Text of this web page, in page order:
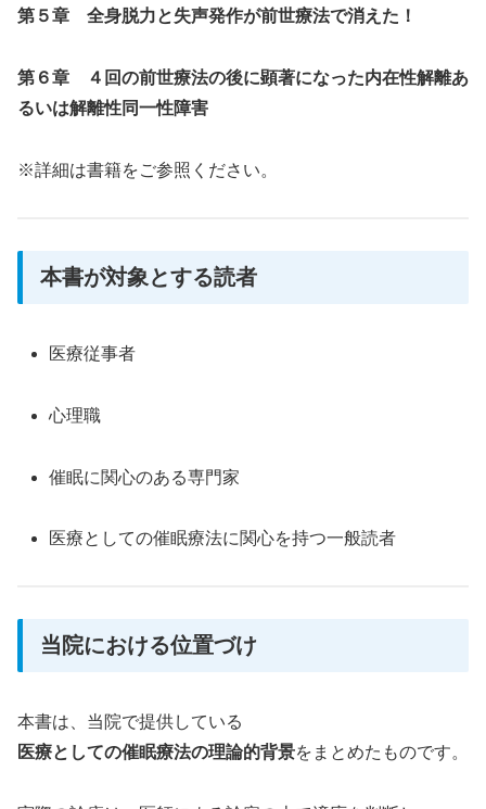
第５章 全身脱力と失声発作が前世療法で消えた！
第６章 ４回の前世療法の後に顕著になった内在性解離あ
るいは解離性同一性障害
※詳細は書籍をご参照ください。
本書が対象とする読者
医療従事者
心理職
催眠に関心のある専門家
医療としての催眠療法に関心を持つ一般読者
当院における位置づけ
本書は、当院で提供している
医療としての催眠療法の理論的背景をまとめたものです。